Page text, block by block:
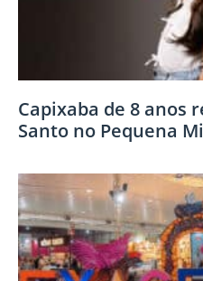
Capixaba de 8 anos
Santo no Pequena